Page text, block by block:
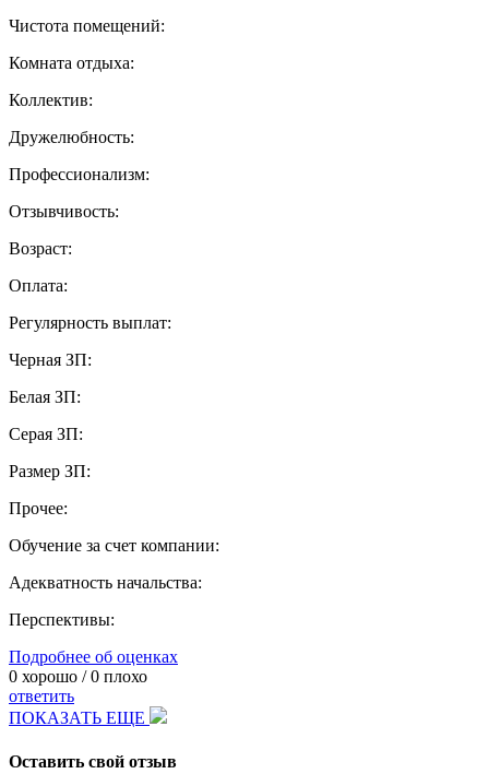
Чистота помещений:
Комната отдыха:
Коллектив:
Дружелюбность:
Профессионализм:
Отзывчивость:
Возраст:
Оплата:
Регулярность выплат:
Черная ЗП:
Белая ЗП:
Серая ЗП:
Размер ЗП:
Прочее:
Обучение за счет компании:
Адекватность начальства:
Перспективы:
Подробнее об оценках
0 хорошо /0 плохо
ответить
ПОКАЗАТЬ ЕЩЕ
Оставить свой отзыв